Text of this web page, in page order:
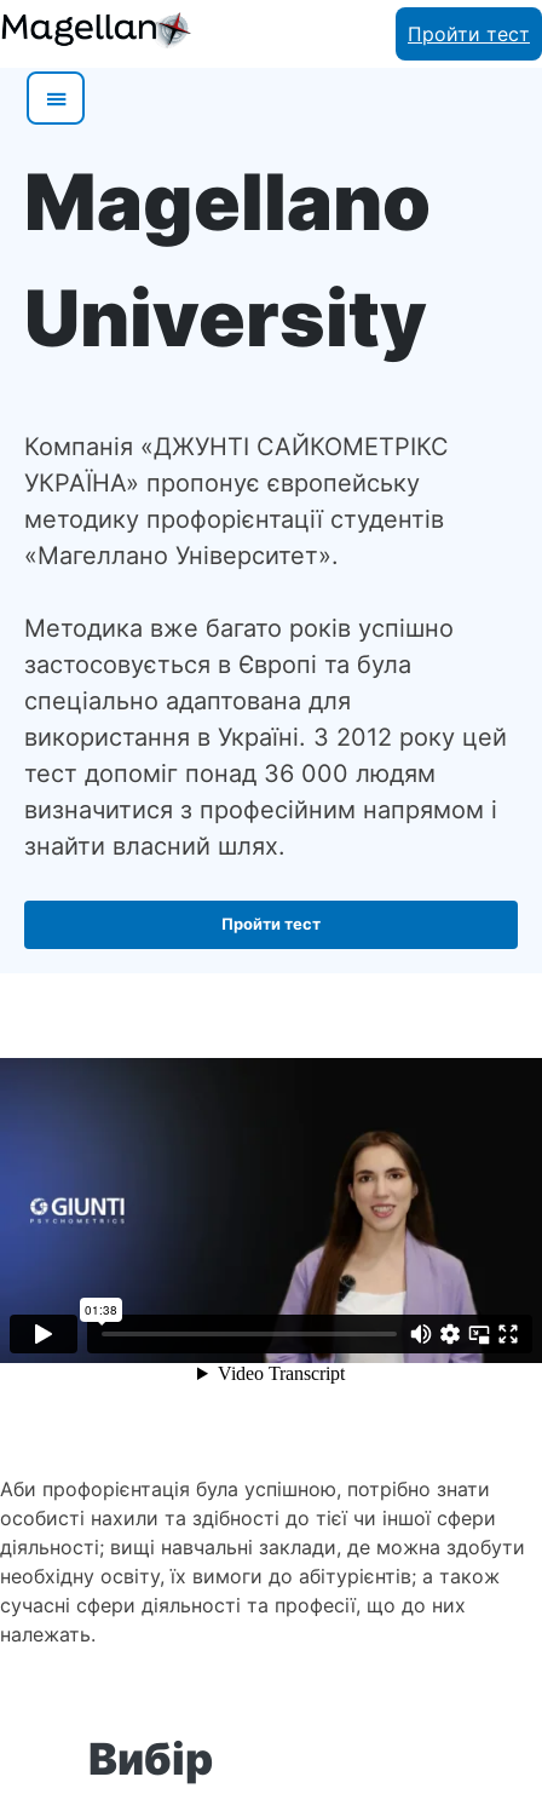
Skip
to
content
Пройти тест
Magellano
University
Компанія «ДЖУНТІ САЙКОМЕТРІКС
УКРАЇНА» пропонує європейську
методику профорієнтації студентів
«Магеллано Університет».
Методика вже багато років успішно
застосовується в Європі та була
спеціально адаптована для
використання в Україні. З 2012 року цей
тест допоміг понад 36 000 людям
визначитися з професійним напрямом і
знайти власний шлях.
Пройти тест
Аби профорієнтація була успішною, потрібно знати
особисті нахили та здібності до тієї чи іншої сфери
діяльності; вищі навчальні заклади, де можна здобути
необхідну освіту, їх вимоги до абітурієнтів; а також
сучасні сфери діяльності та професії, що до них
належать.
Вибір